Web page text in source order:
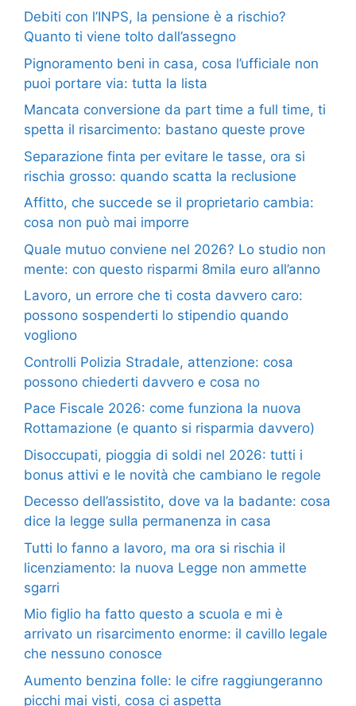
Debiti con l’INPS, la pensione è a rischio?
Quanto ti viene tolto dall’assegno
Pignoramento beni in casa, cosa l’ufficiale non
puoi portare via: tutta la lista
Mancata conversione da part time a full time, ti
spetta il risarcimento: bastano queste prove
Separazione finta per evitare le tasse, ora si
rischia grosso: quando scatta la reclusione
Affitto, che succede se il proprietario cambia:
cosa non può mai imporre
Quale mutuo conviene nel 2026? Lo studio non
mente: con questo risparmi 8mila euro all’anno
Lavoro, un errore che ti costa davvero caro:
possono sospenderti lo stipendio quando
vogliono
Controlli Polizia Stradale, attenzione: cosa
possono chiederti davvero e cosa no
Pace Fiscale 2026: come funziona la nuova
Rottamazione (e quanto si risparmia davvero)
Disoccupati, pioggia di soldi nel 2026: tutti i
bonus attivi e le novità che cambiano le regole
Decesso dell’assistito, dove va la badante: cosa
dice la legge sulla permanenza in casa
Tutti lo fanno a lavoro, ma ora si rischia il
licenziamento: la nuova Legge non ammette
sgarri
Mio figlio ha fatto questo a scuola e mi è
arrivato un risarcimento enorme: il cavillo legale
che nessuno conosce
Aumento benzina folle: le cifre raggiungeranno
picchi mai visti, cosa ci aspetta